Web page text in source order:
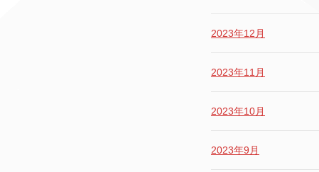
2023年12月
2023年11月
2023年10月
2023年9月